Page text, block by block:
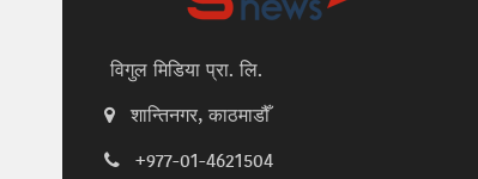
विगुल मिडिया प्रा. लि.
शान्तिनगर, काठमाडौँ
+977-01-4621504